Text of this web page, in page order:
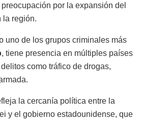
por la expansión del
la región.
uno de los grupos criminales más
, tiene presencia en múltiples países
como tráfico de drogas,
la cercanía política entre la
y el gobierno estadounidense, que